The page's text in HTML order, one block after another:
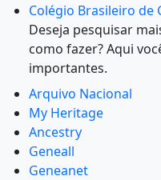
Colégio Brasileiro de
Deseja pesquisar
como fazer? Aqui
importantes.
Arquivo Nacional
My Heritage
Ancestry
Geneall
Geneanet